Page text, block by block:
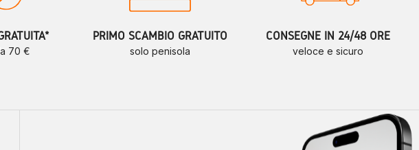
70 €
PRIMO SCAMBIO GRATUITO
solo penisola
CONSEGNE IN 24/48 ORE
veloce e sicuro